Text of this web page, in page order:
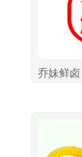
乔妹鲜卤